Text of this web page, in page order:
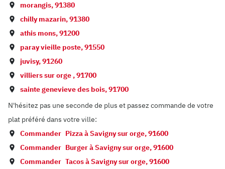
morangis,91380
chilly mazarin,91380
athis mons,91200
paray vieille poste,91550
juvisy,91260
villiers sur orge ,91700
sainte genevieve des bois,91700
N'hésitez pas une seconde de plus et passez commande de votre
plat préféré dans votre ville:
Commander Pizza àSavigny sur orge,91600
Commander Burger àSavigny sur orge,91600
Commander Tacos àSavigny sur orge,91600